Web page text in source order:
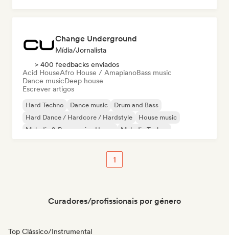
Change Underground
Mídia/Jornalista
> 400 feedbacks enviados
Acid HouseAfro House / AmapianoBass music
Dance musicDeep house
Escrever artigos
Hard Techno Dance music
Drum and Bass
Hard Dance / Hardcore / Hardstyle
House music
Melodic & Progressive House
Melodic Techno
1
Curadores/profissionais por género
Top Clássico/Instrumental